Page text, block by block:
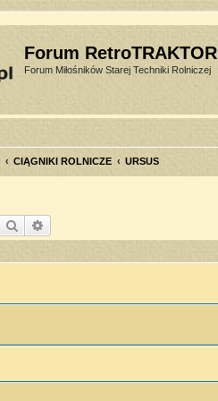
Forum RetroTRAKTOR
Forum Miłośników Starej Techniki Rolniczej
CIĄGNIKI ROLNICZE URSUS
Szukaj